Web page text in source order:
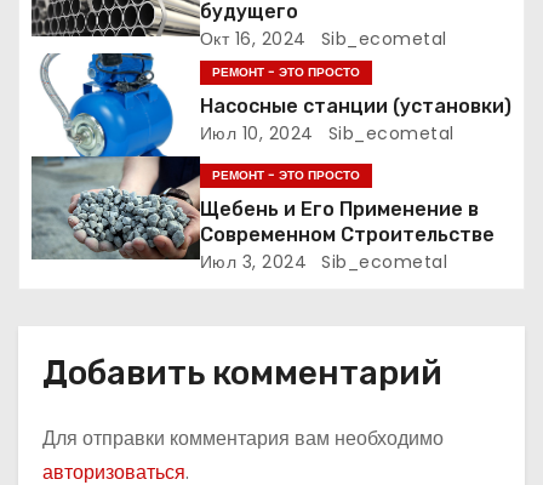
о
з
п
и
м
будущего
Окт 16, 2024 Sib_ecometal
РЕМОНТ - ЭТО ПРОСТО
Насосные станции (установки)
Июл 10, 2024 Sib_ecometal
РЕМОНТ - ЭТО ПРОСТО
Щебень и Его Применение в
Современном Строительстве
Июл 3, 2024 Sib_ecometal
Добавить комментарий
Для отправки комментария вам необходимо
авторизоваться.